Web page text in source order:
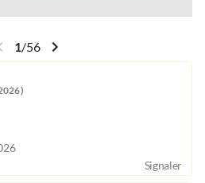
1/56
Signaler